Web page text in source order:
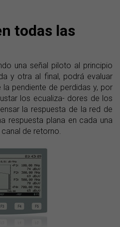
todas las
una señal piloto al principio
y otra al final, podrá evaluar
la pendiente de perdidas y, por
los ecualiza- dores de los
la respuesta de la red de
respuesta plana en cada una
de retorno.